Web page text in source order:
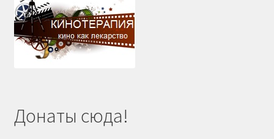
Донаты сюда!